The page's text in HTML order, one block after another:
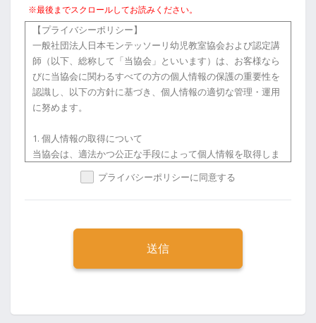
（2）お申し込み後に案内されるテキスト等の講座情報を別
のアドレスに転送することはお控えください。万が一、誤っ
て別のアドレスに転送された際は、お手数ですが認定講師に
ご連絡いただきますようお願い申し上げます。
【遵守事項】
受講者は、本講座を受講するにあたり、次に掲げる事項を遵
（1）認定講師（一般社団法人日本モンテッソーリ幼児教室
協会を含む。）の指示に従うこと及び他の受講者の迷惑にな
性、有用性、正確性、将来の結果等について、認定講師（協
会を含む。）に一切の責任を求めないこと
等への活動の勧誘、商品及びサービス等の購入の勧誘並びに
なします。
講座開催10日前まで … 振込・決済手数料を差し引いた全額返
金
講座開催3〜10日前 … 講座代金の10％
講座開催2日前 … 講座代金の50％
講座前日・当日 … 講座代金の100％（返金不可）
※ご連絡のないまま未入金でキャンセルされた場合も、**上
ご返金が必要な場合は、お客様の指定口座情報を認定講師ま
でメールでご連絡ください。
なお、主催者（認定講師）都合による中止や日程変更を除
※最後までスクロールしてお読みください。
【プライバシーポリシー】
一般社団法人日本モンテッソーリ幼児教室協会および認定講
師（以下、総称して「当協会」といいます）は、お客様なら
びに当協会に関わるすべての方の個人情報の保護の重要性を
認識し、以下の方針に基づき、個人情報の適切な管理・運用
に努めます。
1. 個人情報の取得について
当協会は、適法かつ公正な手段によって個人情報を取得しま
2. 個人情報の利用について
業務の遂行に必要な範囲において利用します。
また、第三者に業務を委託し個人情報の取扱いを委ねる場合
は、厳正な調査と適切な監督のもと、安全管理が図られるよ
プライバシーポリシーに同意する